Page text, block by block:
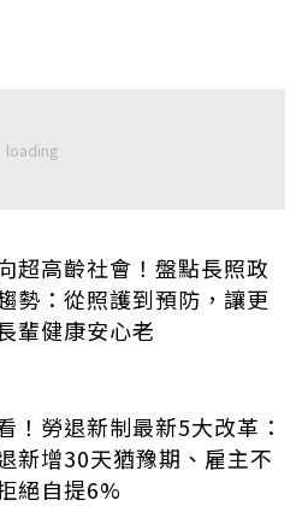
超高齡社會！盤點長照政
勢：從照護到預防，讓更
輩健康安心老
！勞退新制最新5大改革：
新增30天猶豫期、雇主不
絕自提6%